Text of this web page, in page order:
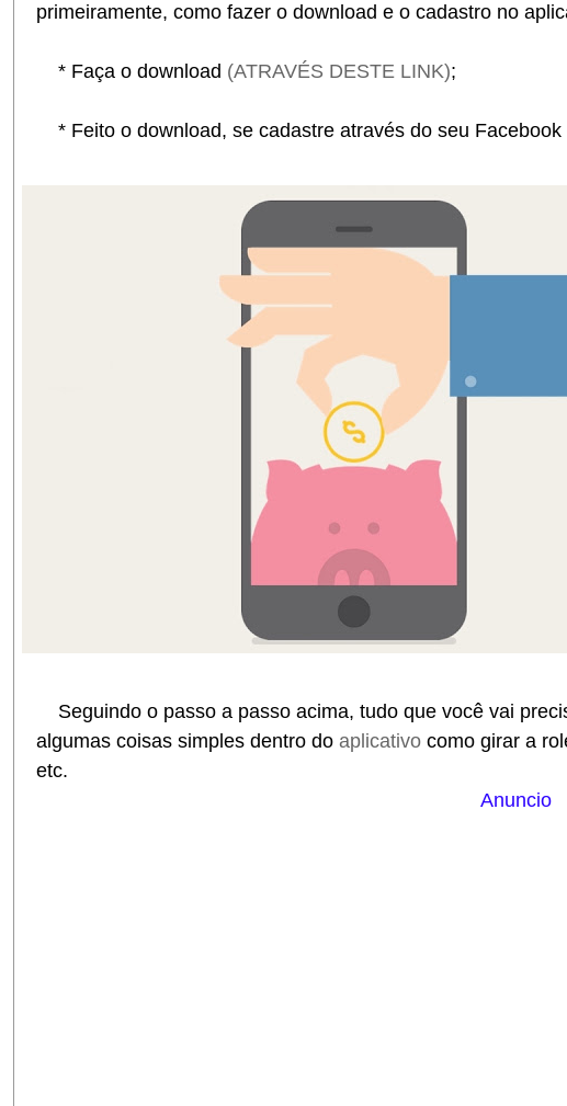
primeiramente, como fazer o download e o cadastro no
* Faça o download (ATRAVÉS DESTE LINK);
* Feito o download, se cadastre através do seu
Seguindo o passo a passo acima, tudo que você vai
algumas coisas simples dentro do aplicativo como girar a
etc.
Anuncio